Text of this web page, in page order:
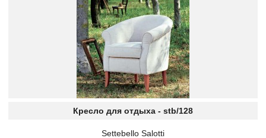
Кресло для отдыха - stb/128
Settebello Salotti